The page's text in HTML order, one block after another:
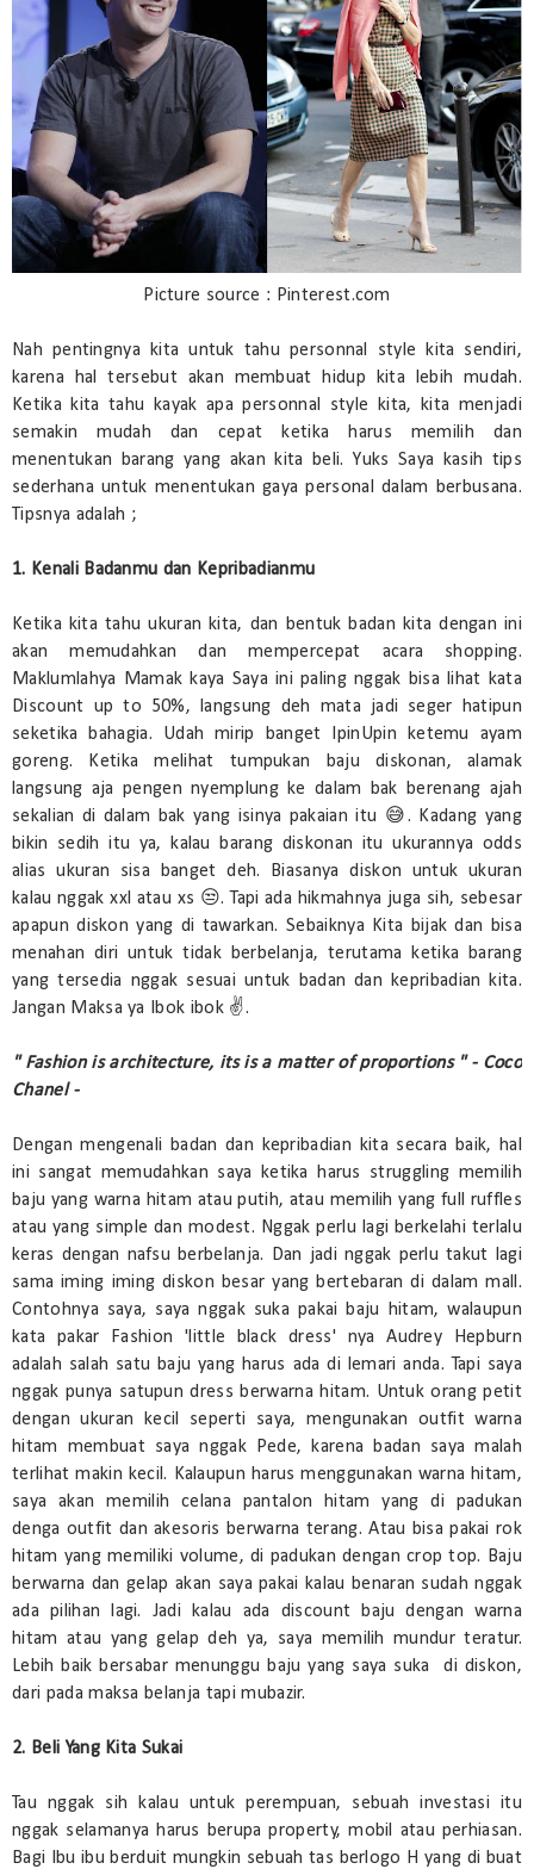
Picture source : Pinterest.com
Nah pentingnya kita untuk tahu personnal style kita sendiri,
karena hal tersebut akan membuat hidup kita lebih mudah.
Ketika kita tahu kayak apa personnal style kita, kita menjadi
semakin mudah dan cepat ketika harus memilih dan
menentukan barang yang akan kita beli. Yuks Saya kasih tips
sederhana untuk menentukan gaya personal dalam berbusana.
Tipsnya adalah ;
1. Kenali Badanmu dan Kepribadianmu
Ketika kita tahu ukuran kita, dan bentuk badan kita dengan ini
akan memudahkan dan mempercepat acara shopping.
Maklumlahya Mamak kaya Saya ini paling nggak bisa lihat kata
Discount up to 50%, langsung deh mata jadi seger hatipun
seketika bahagia. Udah mirip banget IpinUpin ketemu ayam
goreng. Ketika melihat tumpukan baju diskonan, alamak
langsung aja pengen nyemplung ke dalam bak berenang ajah
sekalian di dalam bak yang isinya pakaian itu 😅. Kadang yang
bikin sedih itu ya, kalau barang diskonan itu ukurannya odds
alias ukuran sisa banget deh. Biasanya diskon untuk ukuran
kalau nggak xxl atau xs 😒. Tapi ada hikmahnya juga sih, sebesar
apapun diskon yang di tawarkan. Sebaiknya Kita bijak dan bisa
menahan diri untuk tidak berbelanja, terutama ketika barang
yang tersedia nggak sesuai untuk badan dan kepribadian kita.
Jangan Maksa ya Ibok ibok ✌.
" Fashion is architecture, its is a matter of proportions " - Coco
Chanel -
Dengan mengenali badan dan kepribadian kita secara baik, hal
ini sangat memudahkan saya ketika harus struggling memilih
baju yang warna hitam atau putih, atau memilih yang full ruffles
atau yang simple dan modest. Nggak perlu lagi berkelahi terlalu
keras dengan nafsu berbelanja. Dan jadi nggak perlu takut lagi
sama iming iming diskon besar yang bertebaran di dalam mall.
Contohnya saya, saya nggak suka pakai baju hitam, walaupun
kata pakar Fashion 'little black dress' nya Audrey Hepburn
adalah salah satu baju yang harus ada di lemari anda. Tapi saya
nggak punya satupun dress berwarna hitam. Untuk orang petit
dengan ukuran kecil seperti saya, mengunakan outfit warna
hitam membuat saya nggak Pede, karena badan saya malah
terlihat makin kecil. Kalaupun harus menggunakan warna hitam,
saya akan memilih celana pantalon hitam yang di padukan
denga outfit dan akesoris berwarna terang. Atau bisa pakai rok
hitam yang memiliki volume, di padukan dengan crop top. Baju
berwarna dan gelap akan saya pakai kalau benaran sudah nggak
ada pilihan lagi. Jadi kalau ada discount baju dengan warna
hitam atau yang gelap deh ya, saya memilih mundur teratur.
Lebih baik bersabar menunggu baju yang saya suka di diskon,
dari pada maksa belanja tapi mubazir.
2. Beli Yang Kita Sukai
Tau nggak sih kalau untuk perempuan, sebuah investasi itu
nggak selamanya harus berupa property, mobil atau perhiasan.
Bagi Ibu ibu berduit mungkin sebuah tas berlogo H yang di buat